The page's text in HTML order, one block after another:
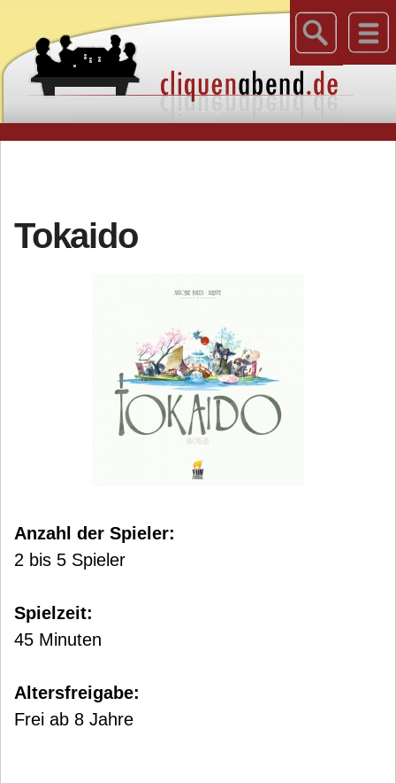
Tokaido
Anzahl der Spieler:
2 bis 5 Spieler
Spielzeit:
45 Minuten
Altersfreigabe:
Frei ab 8 Jahre